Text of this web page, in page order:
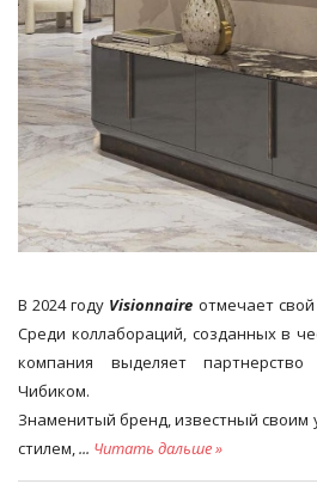
В 2024 году Visionnaire отмечает
Среди коллабораций, созданных в
компания выделяет
Чибиком.
Знаменитый бренд, известный
стилем,... Читать дальше »